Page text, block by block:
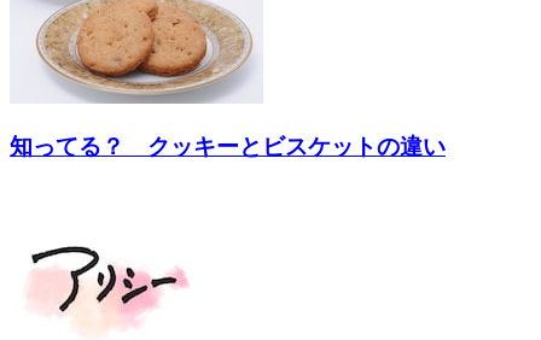
知ってる？ クッキーとビスケットの違い